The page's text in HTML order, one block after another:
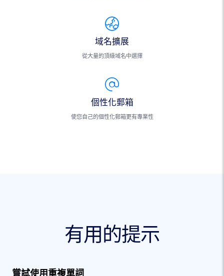
域名擴展
從大量的頂級域名中選擇
個性化郵箱
使您自己的個性化郵箱更有專業性
有用的提示
嘗試使用重複單詞